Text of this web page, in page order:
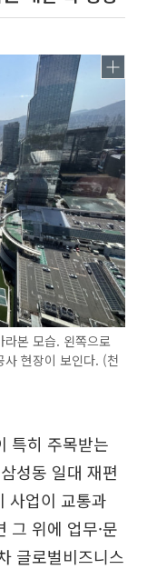
본 모습. 왼쪽으로
현장이 보인다. (천
특히 주목받는
성동 일대 재편
사업이 교통과
그 위에 업무·문
글로벌비즈니스